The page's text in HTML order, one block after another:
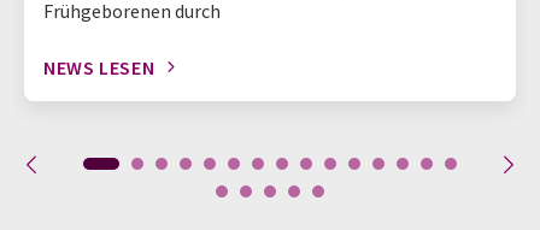
Frühgeborenen durch
NEWS LESEN